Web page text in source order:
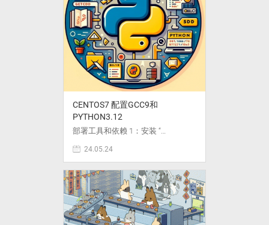
CENTOS7 配置GCC9和
PYTHON3.12
部署工具和依赖 1：安装 “…
24.05.24